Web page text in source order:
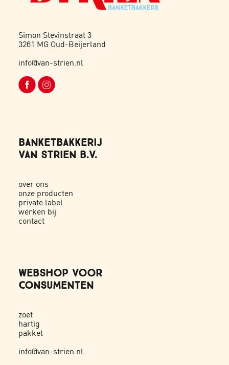
Simon Stevinstraat 3
3261 MG Oud-Beijerland
info@van-strien.nl
BANKETBAKKERIJ
VAN STRIEN B.V.
over ons
onze producten
private label
werken bij
contact
WEBSHOP VOOR
CONSUMENTEN
zoet
hartig
pakket
info@van-strien.nl